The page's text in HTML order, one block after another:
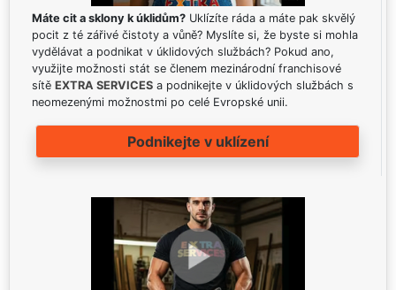
Máte cit a sklony k úklidům? Uklízíte ráda a máte pak skvělý
pocit z té zářivé čistoty a vůně? Myslíte si, že byste si mohla
vydělávat a podnikat v úklidových službách? Pokud ano,
využijte možnosti stát se členem mezinárodní franchisové
sítě EXTRA SERVICES a podnikejte v úklidových službách s
neomezenými možnostmi po celé Evropské unii.
Podnikejte v uklízení